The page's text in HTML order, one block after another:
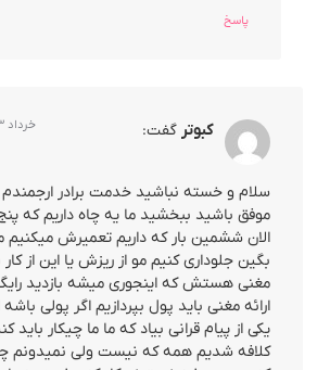
پاسخ
کبوتر گفت: خرداد ۱۳, ۱۴۰۱ در ۱۰:۰۷ ق٫ظ
سلام و خسته نباشید خدمت برادر ارجمندم
موفق باشید ببخشید ما یه چاه داریم که پنج
الان ششمین بار که داریم تعمیرش میکنیم
بگین جلوداری کنیم مو از ریزش یا این از کار
مغنی هستش که اینجوری میشه بازدید رایگان
ارائه مغنی باید پول بپردازیم اگر پولی باشه
یکی از پیام قرانی بیاد که ما ما چیکار باید
کلافه شدیم همه که نیست ولی نمیدونم چرا